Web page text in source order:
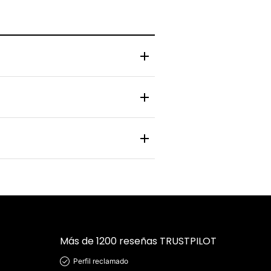
Más de 1200 reseñas TRUSTPILOT
Perfil reclamado